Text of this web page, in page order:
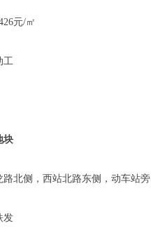
元/㎡
工
块
路北侧，西站北路东侧，动车站旁
发